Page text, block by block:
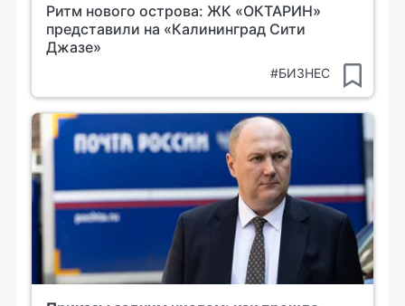
Ритм нового острова: ЖК «ОКТАРИН»
представили на «Калининград Сити
Джазе»
#БИЗНЕС